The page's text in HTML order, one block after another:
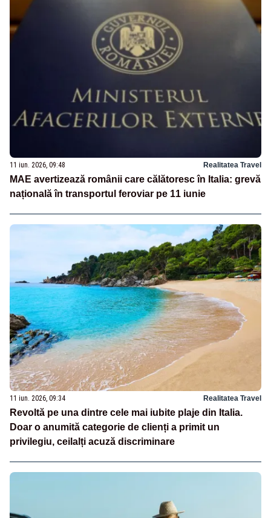
11 iun. 2026, 09:48 Realitatea Travel
MAE avertizează românii care călătoresc în Italia: grevă
națională în transportul feroviar pe 11 iunie
11 iun. 2026, 09:34 Realitatea Travel
Revoltă pe una dintre cele mai iubite plaje din Italia.
Doar o anumită categorie de clienți a primit un
privilegiu, ceilalți acuză discriminare